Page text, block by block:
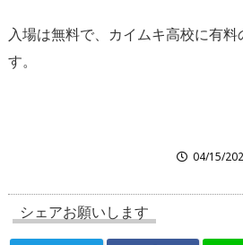
入場は無料で、カイムキ高校に有料
す。
04/15/
シェアお願いします